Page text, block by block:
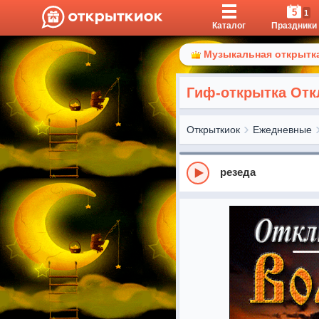
Каталог
5 1
Праздники
Музыкальная
Гиф-открытка
Открыткиок Ежедневные
резеда